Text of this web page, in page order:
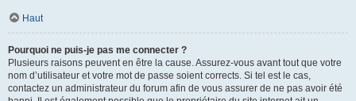
Haut
Pourquoi ne puis-je pas me connecter ?
Plusieurs raisons peuvent en être la cause. Assurez-vous avant tout que votre
nom d’utilisateur et votre mot de passe soient corrects. Si tel est le cas,
contactez un administrateur du forum afin de vous assurer de ne pas avoir été